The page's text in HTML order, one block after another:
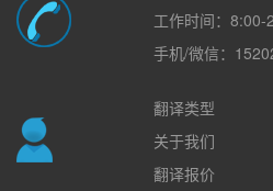
工作时间：8:00-
手机/微信：
翻译类型
关于我们
翻译报价